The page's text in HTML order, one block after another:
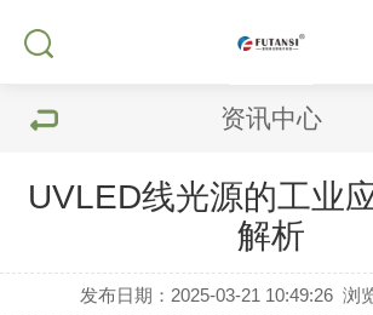
资讯中心
UVLED线光源的工业
解析
发布日期：2025-03-21 10:49:26 浏